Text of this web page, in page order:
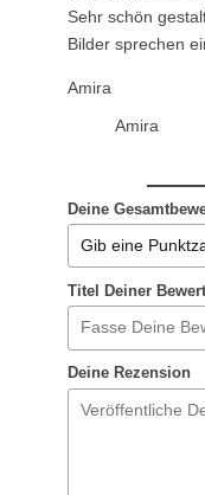
Sehr schön
Bilder sprechen
Amira
Amira
Deine
Titel Deiner
Deine Rezension